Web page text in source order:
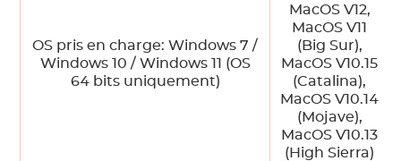
OS pris en charge: Windows 7 /
Windows 10 / Windows 11 (OS
64 bits uniquement)
MacOS V12,
MacOS V11
(Big Sur),
MacOS V10.15
(Catalina),
MacOS V10.14
(Mojave),
MacOS V10.13
(High Sierra)